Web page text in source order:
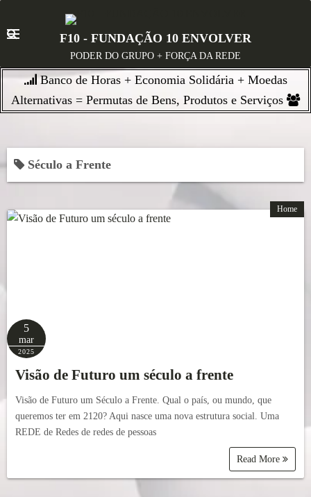
t
c
t
F10 - FUNDAÇÃO 10 ENVOLVER
PODER DO GRUPO + FORÇA DA REDE
Banco de Horas + Economia Solidária + Moedas
Alternativas = Permutas de Bens, Produtos e Serviços
Século a Frente
Home
5
mar
2025
Visão de Futuro um século a frente
Visão de Futuro um Século a Frente. Qual o país, ou mundo, que
queremos ter em 2120? Aqui nasce uma nova estrutura social. Uma
REDE de Redes de redes de pessoas
Read More